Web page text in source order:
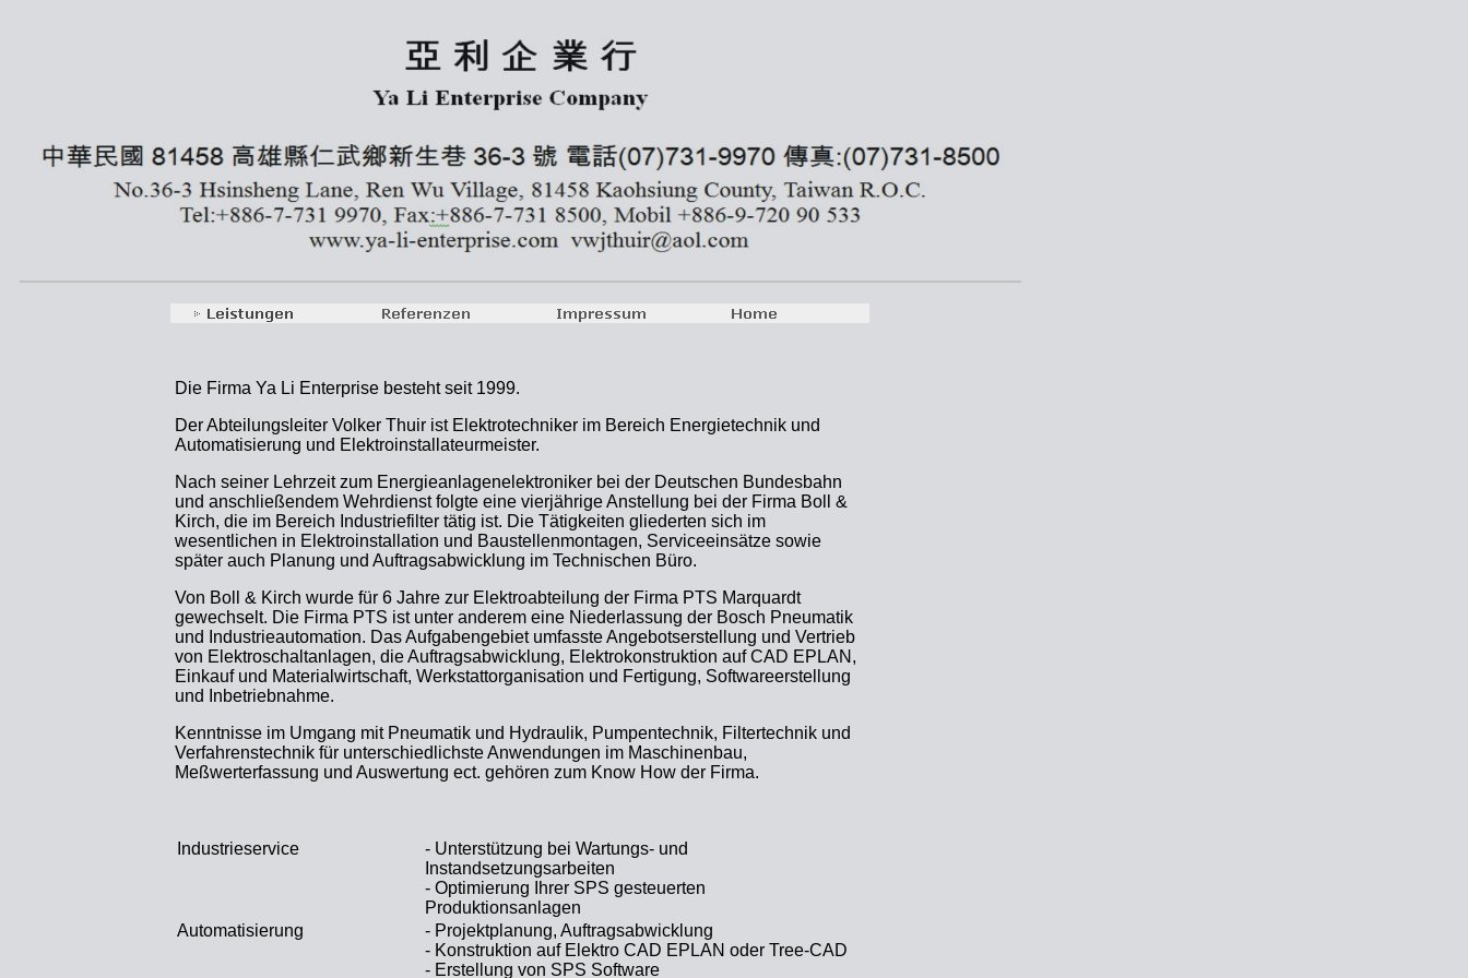
Die Firma Ya Li Enterprise besteht seit 1999.
Der Abteilungsleiter Volker Thuir ist Elektrotechniker im Bereich Energietechnik und
Automatisierung und Elektroinstallateurmeister.
Nach seiner Lehrzeit zum Energieanlagenelektroniker bei der Deutschen Bundesbahn
und anschließendem Wehrdienst folgte eine vierjährige Anstellung bei der Firma Boll &
Kirch, die im Bereich Industriefilter tätig ist. Die Tätigkeiten gliederten sich im
wesentlichen in Elektroinstallation und Baustellenmontagen, Serviceeinsätze sowie
später auch Planung und Auftragsabwicklung im Technischen Büro.
Von Boll & Kirch wurde für 6 Jahre zur Elektroabteilung der Firma PTS Marquardt
gewechselt. Die Firma PTS ist unter anderem eine Niederlassung der Bosch Pneumatik
und Industrieautomation. Das Aufgabengebiet umfasste Angebotserstellung und Vertrieb
von Elektroschaltanlagen, die Auftragsabwicklung, Elektrokonstruktion auf CAD EPLAN,
Einkauf und Materialwirtschaft, Werkstattorganisation und Fertigung, Softwareerstellung
und Inbetriebnahme.
Kenntnisse im Umgang mit Pneumatik und Hydraulik, Pumpentechnik, Filtertechnik und
Verfahrenstechnik für unterschiedlichste Anwendungen im Maschinenbau,
Meßwerterfassung und Auswertung ect. gehören zum Know How der Firma.
Industrieservice
- Unterstützung bei Wartungs- und
Instandsetzungsarbeiten
- Optimierung Ihrer SPS gesteuerten
Produktionsanlagen
Automatisierung
- Projektplanung, Auftragsabwicklung
- Konstruktion auf Elektro CAD EPLAN oder Tree-CAD
- Erstellung von SPS Software